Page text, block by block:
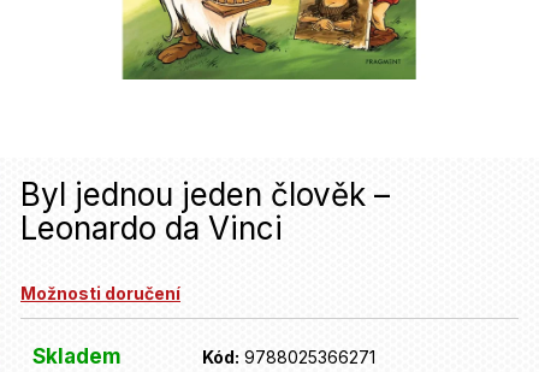
Byl jednou jeden člověk –
Leonardo da Vinci
Možnosti doručení
Skladem Kód: 9788025366271
n
a
í